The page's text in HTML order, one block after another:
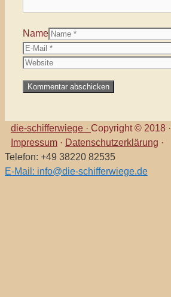
Name
die-schifferwiege · Copyright © 2018 ·
Impressum · Datenschutzerklärung ·
Telefon: +49 38220 82535
E-Mail: info@die-schifferwiege.de